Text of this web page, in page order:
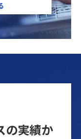
の実績か